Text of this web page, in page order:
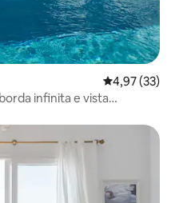
4,97 de uma
4,97 (33)
infinita e vista